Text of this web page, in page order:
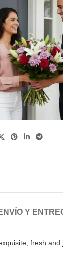
ENVÍO Y
fresh and